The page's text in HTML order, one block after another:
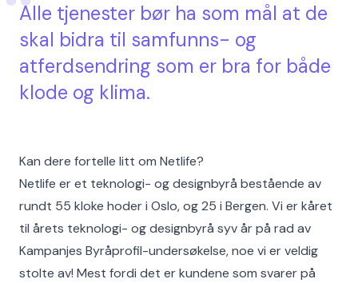
Alle tjenester bør ha som mål at de
skal bidra til samfunns- og
atferdsendring som er bra for både
klode og klima.
Kan dere fortelle litt om Netlife?
Netlife er et teknologi- og designbyrå bestående av
rundt 55 kloke hoder i Oslo, og 25 i Bergen. Vi er kåret
til årets teknologi- og designbyrå syv år på rad av
Kampanjes Byråprofil-undersøkelse, noe vi er veldig
stolte av! Mest fordi det er kundene som svarer på